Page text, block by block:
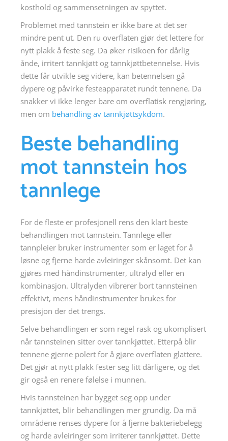
kosthold og sammensetningen av spyttet.
Problemet med tannstein er ikke bare at det ser
mindre pent ut. Den ru overflaten gjør det lettere for
nytt plakk å feste seg. Da øker risikoen for dårlig
ånde, irritert tannkjøtt og tannkjøttbetennelse. Hvis
dette får utvikle seg videre, kan betennelsen gå
dypere og påvirke festeapparatet rundt tennene. Da
snakker vi ikke lenger bare om overflatisk rengjøring,
men om behandling av tannkjøttsykdom.
Beste behandling
mot tannstein hos
tannlege
For de fleste er profesjonell rens den klart beste
behandlingen mot tannstein. Tannlege eller
tannpleier bruker instrumenter som er laget for å
løsne og fjerne harde avleiringer skånsomt. Det kan
gjøres med håndinstrumenter, ultralyd eller en
kombinasjon. Ultralyden vibrerer bort tannsteinen
effektivt, mens håndinstrumenter brukes for
presisjon der det trengs.
Selve behandlingen er som regel rask og ukomplisert
når tannsteinen sitter over tannkjøttet. Etterpå blir
tennene gjerne polert for å gjøre overflaten glattere.
Det gjør at nytt plakk fester seg litt dårligere, og det
gir også en renere følelse i munnen.
Hvis tannsteinen har bygget seg opp under
tannkjøttet, blir behandlingen mer grundig. Da må
områdene renses dypere for å fjerne bakteriebelegg
og harde avleiringer som irriterer tannkjøttet. Dette